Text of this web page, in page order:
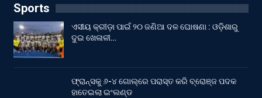
Sports
ଏସୀୟ କ୍ରୀଡ଼ା ପାଇଁ ୨୦ ଜଣିଆ ଦଳ ଘୋଷଣା : ଓଡ଼ିଶାରୁ
ଦୁଇ ଖେଳାଳୀ…
ଫ୍ରାନ୍ସକୁ ୬-୪ ଗୋଲ୍‌ରେ ପରାସ୍ତ କରି ବ୍ରୋଞ୍ଜ ପଦକ
ହାତେଇଲା ଇଂଲଣ୍ଡ